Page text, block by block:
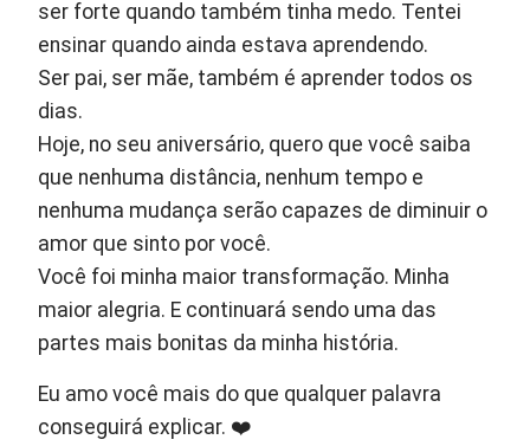
ser forte quando também tinha medo. Tentei
ensinar quando ainda estava aprendendo.
Ser pai, ser mãe, também é aprender todos os
dias.
Hoje, no seu aniversário, quero que você saiba
que nenhuma distância, nenhum tempo e
nenhuma mudança serão capazes de diminuir o
amor que sinto por você.
Você foi minha maior transformação. Minha
maior alegria. E continuará sendo uma das
partes mais bonitas da minha história.
Eu amo você mais do que qualquer palavra
conseguirá explicar. ❤️